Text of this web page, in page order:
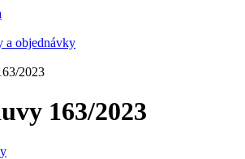
a objednávky
2023
163/2023